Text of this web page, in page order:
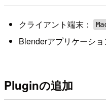
クライアント端末：
Blenderアプリケーショ
Pluginの追加